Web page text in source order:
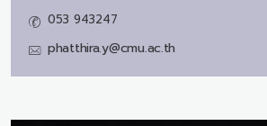
053 943247
phatthira.y@cmu.ac.th